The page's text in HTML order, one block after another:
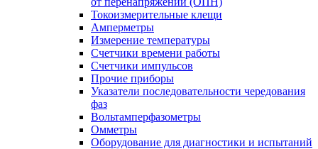
Токоизмерительные клещи
Амперметры
Измерение температуры
Счетчики времени работы
Счетчики импульсов
Прочие приборы
Указатели последовательности чередования
фаз
Вольтамперфазометры
Омметры
Оборудование для диагностики и испытаний